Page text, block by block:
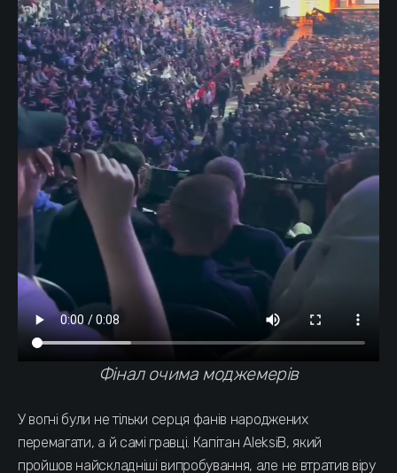
Фінал очима моджемерів
У вогні були не тільки серця фанів народжених
перемагати, а й самі гравці. Капітан AleksiB, який
пройшов найскладніші випробування, але не втратив віру